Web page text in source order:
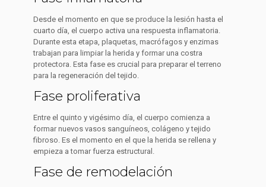
Desde el momento en que se produce la lesión hasta el
cuarto día, el cuerpo activa una respuesta inflamatoria.
Durante esta etapa, plaquetas, macrófagos y enzimas
trabajan para limpiar la herida y formar una costra
protectora. Esta fase es crucial para preparar el terreno
para la regeneración del tejido.
Fase proliferativa
Entre el quinto y vigésimo día, el cuerpo comienza a
formar nuevos vasos sanguíneos, colágeno y tejido
fibroso. Es el momento en el que la herida se rellena y
empieza a tomar fuerza estructural.
Fase de remodelación